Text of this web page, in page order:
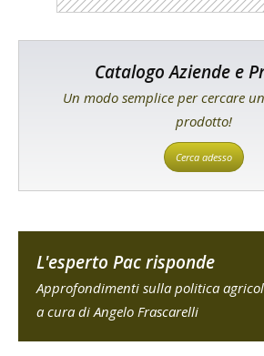
Catalogo Aziende e
Un modo semplice per cercare
prodotto!
Cerca adesso
L'esperto Pac risponde
Approfondimenti sulla politica
a cura di Angelo Frascarelli